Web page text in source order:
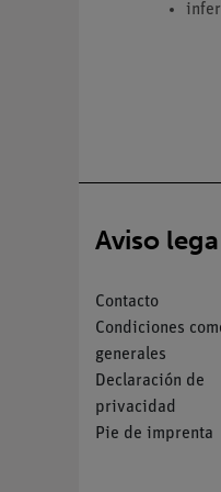
Aviso lega
Contacto
Condiciones
generales
Declaración de
privacidad
Pie de imprenta